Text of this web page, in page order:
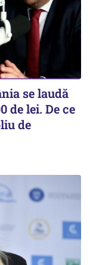
se laudă
de lei. De ce
de